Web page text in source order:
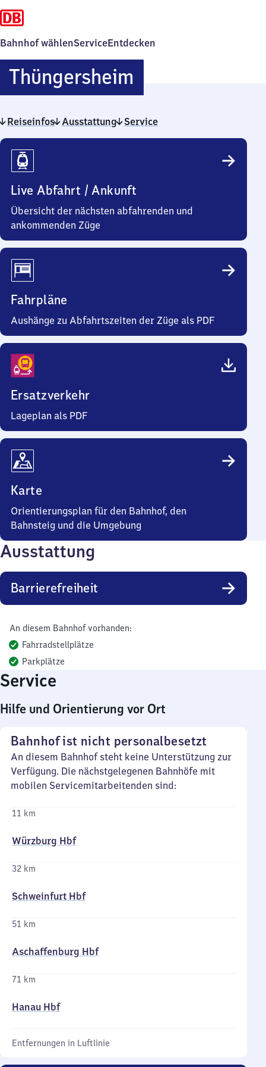
Bahnhof wählenServiceEntdecken
ThüngersheimThüngersheim
Reiseinfos Ausstattung Service
Reiseinfos
Live Abfahrt / Ankunft
Übersicht der nächsten abfahrenden und
ankommenden Züge
Fahrpläne
Aushänge zu Abfahrtszeiten der Züge als PDF
Ersatzverkehr
Lageplan als PDF
Karte
Orientierungsplan für den Bahnhof, den
Bahnsteig und die Umgebung
Ausstattung
Barrierefreiheit
An diesem Bahnhof vorhanden:
Fahrradstellplätze
Parkplätze
Service
Hilfe und Orientierung vor Ort
Bahnhof ist nicht personalbesetzt
An diesem Bahnhof steht keine Unterstützung zur
Verfügung. Die nächstgelegenen Bahnhöfe mit
mobilen Servicemitarbeitenden sind:
11 km
Würzburg Hbf
32 km
Schweinfurt Hbf
51 km
Aschaffenburg Hbf
71 km
Hanau Hbf
Entfernungen in Luftlinie